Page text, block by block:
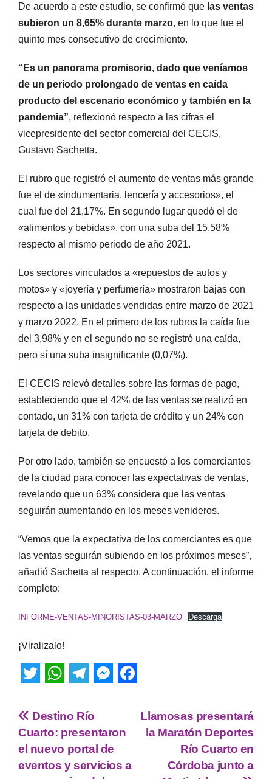
De acuerdo a este estudio, se confirmó que las ventas
subieron un 8,65% durante marzo, en lo que fue el
quinto mes consecutivo de crecimiento.
“Es un panorama promisorio, dado que veníamos
de un periodo prolongado de ventas en caída
producto del escenario económico y también en la
pandemia”, reflexionó respecto a las cifras el
vicepresidente del sector comercial del CECIS,
Gustavo Sachetta.
El rubro que registró el aumento de ventas más grande
fue el de «indumentaria, lencería y accesorios», el
cual fue del 21,17%. En segundo lugar quedó el de
«alimentos y bebidas», con una suba del 15,58%
respecto al mismo periodo de año 2021.
Los sectores vinculados a «repuestos de autos y
motos» y «joyería y perfumería» mostraron bajas con
respecto a las unidades vendidas entre marzo de 2021
y marzo 2022. En el primero de los rubros la caída fue
del 3,98% y en el segundo no se registró una caída,
pero sí una suba insignificante (0,07%).
El CECIS relevó detalles sobre las formas de pago,
estableciendo que el 42% de las ventas se realizó en
contado, un 31% con tarjeta de crédito y un 24% con
tarjeta de debito.
Por otro lado, también se encuestó a los comerciantes
de la ciudad para conocer las expectativas de ventas,
revelando que un 63% considera que las ventas
seguirán aumentando en los meses venideros.
“Vemos que la expectativa de los comerciantes es que
las ventas seguirán subiendo en los próximos meses”,
añadió Sachetta al respecto. A continuación, el informe
completo:
INFORME-VENTAS-MINORISTAS-03-MARZO Descarga
¡Viralizalo!
w
i
t
t
h
a
t
s
e
l
e
g
e
s
s
e
c
b
Llamosas presentará
la Maratón Deportes
Río Cuarto en
Córdoba junto a
Destino Río
Cuarto: presentaron
el nuevo portal de
eventos y servicios a